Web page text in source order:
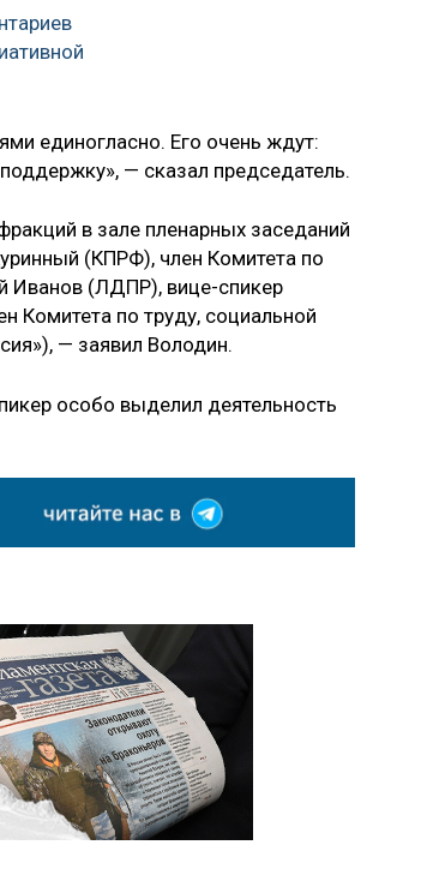
единогласно. Его очень ждут:
— сказал председатель.
в зале пленарных заседаний
(КПРФ), член Комитета по
Иванов (ЛДПР), вице-спикер
Комитета по труду, социальной
— заявил Володин.
особо выделил деятельность